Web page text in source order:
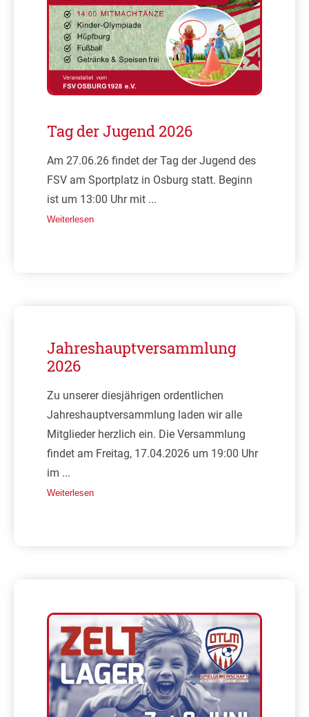
Tag der Jugend 2026
Am 27.06.26 findet der Tag der Jugend des
FSV am Sportplatz in Osburg statt. Beginn
ist um 13:00 Uhr mit ...
Weiterlesen
Jahreshauptversammlung
2026
Zu unserer diesjährigen ordentlichen
Jahreshauptversammlung laden wir alle
Mitglieder herzlich ein. Die Versammlung
findet am Freitag, 17.04.2026 um 19:00 Uhr
im ...
Weiterlesen